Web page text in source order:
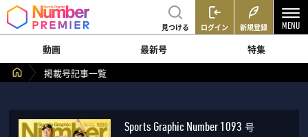
見つける ログイン 新規登録
動画 最新号
特集
掲載号記事一覧
Sports Graphic Number 1093 号